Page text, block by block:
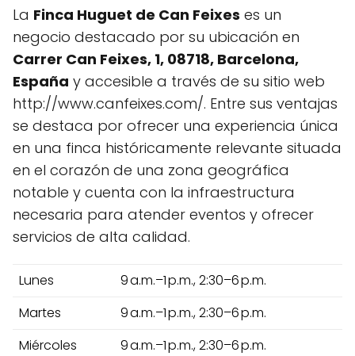
La Finca Huguet de Can Feixes es un
negocio destacado por su ubicación en
Carrer Can Feixes, 1, 08718, Barcelona,
España y accesible a través de su sitio web
http://www.canfeixes.com/. Entre sus ventajas
se destaca por ofrecer una experiencia única
en una finca históricamente relevante situada
en el corazón de una zona geográfica
notable y cuenta con la infraestructura
necesaria para atender eventos y ofrecer
servicios de alta calidad.
Lunes
9 a.m.–1 p.m., 2:30–6 p.m.
Martes
9 a.m.–1 p.m., 2:30–6 p.m.
Miércoles
9 a.m.–1 p.m., 2:30–6 p.m.